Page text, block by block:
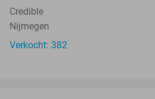
Credible
Nijmegen
Verkocht: 382